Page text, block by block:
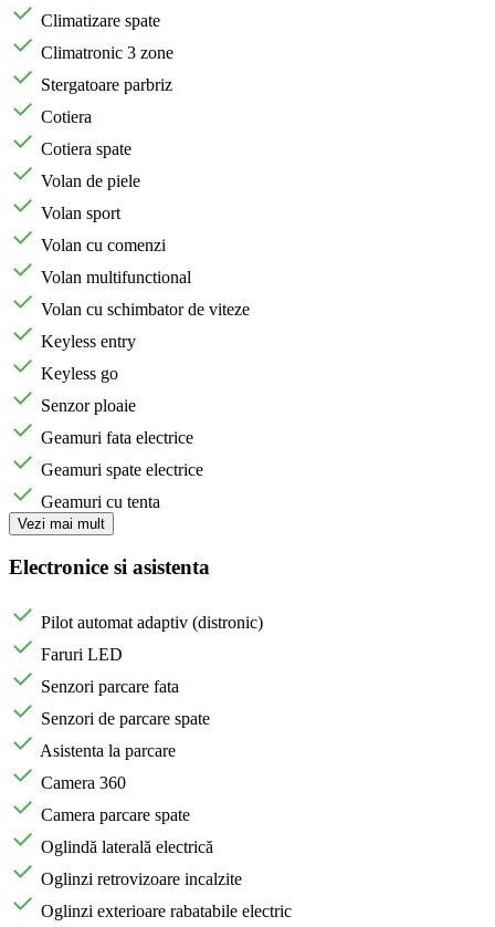
Climatizare spate
Climatronic 3 zone
Stergatoare parbriz
Cotiera
Cotiera spate
Volan de piele
Volan sport
Volan cu comenzi
Volan multifunctional
Volan cu schimbator de viteze
Keyless entry
Keyless go
Senzor ploaie
Geamuri fata electrice
Geamuri spate electrice
Geamuri cu tenta
Vezi mai mult
Electronice si asistenta
Pilot automat adaptiv (distronic)
Faruri LED
Senzori parcare fata
Senzori de parcare spate
Asistenta la parcare
Camera 360
Camera parcare spate
Oglindă laterală electrică
Oglinzi retrovizoare incalzite
Oglinzi exterioare rabatabile electric